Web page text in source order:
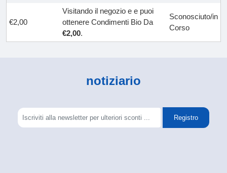
€2,00
Visitando il negozio e e puoi
ottenere Condimenti Bio Da
€2,00.
Sconosciuto/in
Corso
notiziario
Registro